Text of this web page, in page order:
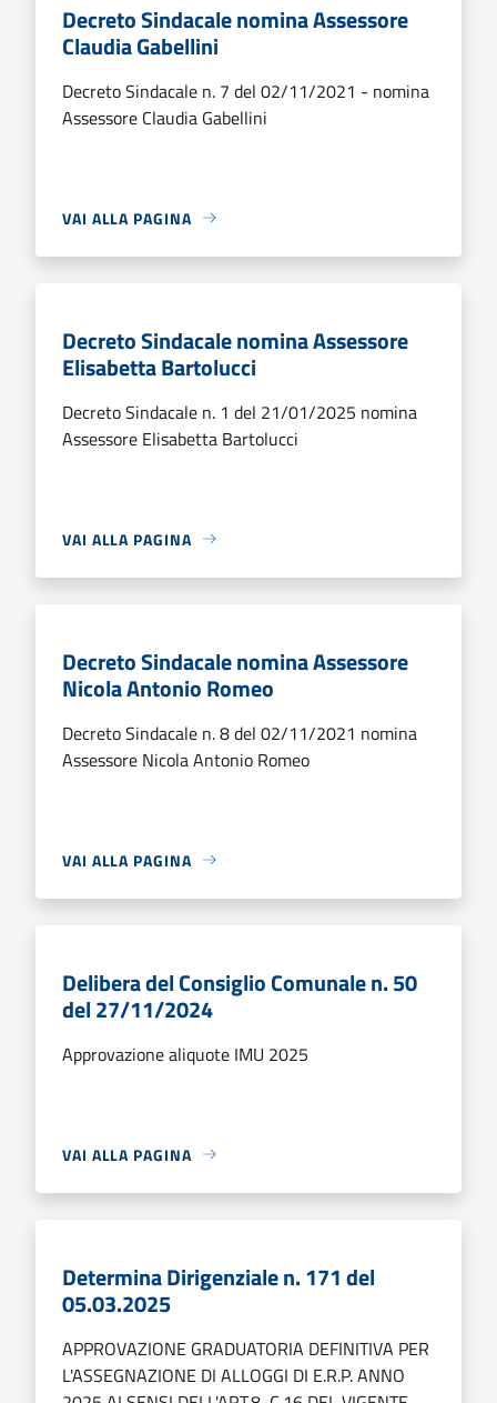
Decreto Sindacale nomina Assessore
Claudia Gabellini
Decreto Sindacale n. 7 del 02/11/2021 - nomina
Assessore Claudia Gabellini
VAI ALLA PAGINA
Decreto Sindacale nomina Assessore
Elisabetta Bartolucci
Decreto Sindacale n. 1 del 21/01/2025 nomina
Assessore Elisabetta Bartolucci
VAI ALLA PAGINA
Decreto Sindacale nomina Assessore
Nicola Antonio Romeo
Decreto Sindacale n. 8 del 02/11/2021 nomina
Assessore Nicola Antonio Romeo
VAI ALLA PAGINA
Delibera del Consiglio Comunale n. 50
del 27/11/2024
Approvazione aliquote IMU 2025
VAI ALLA PAGINA
Determina Dirigenziale n. 171 del
05.03.2025
APPROVAZIONE GRADUATORIA DEFINITIVA PER
L'ASSEGNAZIONE DI ALLOGGI DI E.R.P. ANNO